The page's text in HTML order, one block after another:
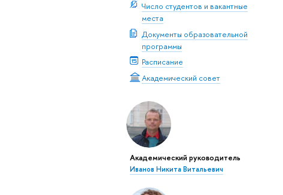
Число студентов и вакантные
места
Документы образовательной
программы
Расписание
Академический совет
Академический руководитель
Иванов Никита Витальевич